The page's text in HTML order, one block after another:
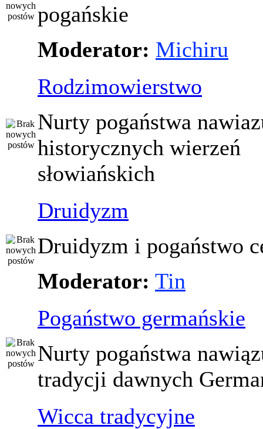
pogańskie
Moderator: Michiru
Rodzimowierstwo
Nurty pogaństwa
historycznych wierzeń
słowiańskich
Druidyzm
Druidyzm i pogaństwo
Moderator: Tin
Pogaństwo germańskie
Nurty pogaństwa
tradycji dawnych
Wicca tradycyjne